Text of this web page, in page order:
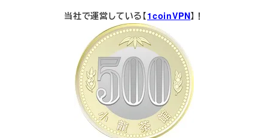
当社で運営している【1coinVPN】！